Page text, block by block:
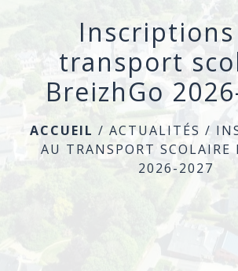
Inscriptions
transport
BreizhGo
ACCUEIL / ACTUALITÉS /
AU TRANSPORT SCOLAIRE
2026-2027